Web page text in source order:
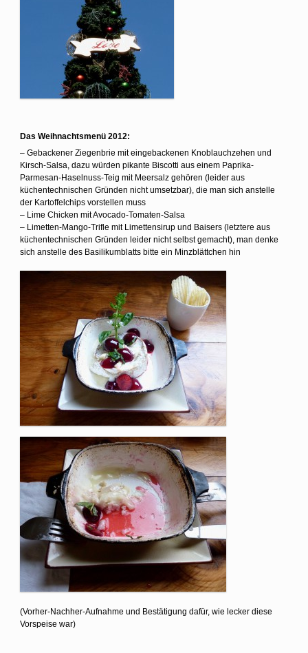
Das Weihnachtsmenü 2012:
– Gebackener Ziegenbrie mit eingebackenen Knoblauchzehen und
Kirsch-Salsa, dazu würden pikante Biscotti aus einem Paprika-
Parmesan-Haselnuss-Teig mit Meersalz gehören (leider aus
küchentechnischen Gründen nicht umsetzbar), die man sich anstelle
der Kartoffelchips vorstellen muss
– Lime Chicken mit Avocado-Tomaten-Salsa
– Limetten-Mango-Trifle mit Limettensirup und Baisers (letztere aus
küchentechnischen Gründen leider nicht selbst gemacht), man denke
sich anstelle des Basilikumblatts bitte ein Minzblättchen hin
(Vorher-Nachher-Aufnahme und Bestätigung dafür, wie lecker diese
Vorspeise war)